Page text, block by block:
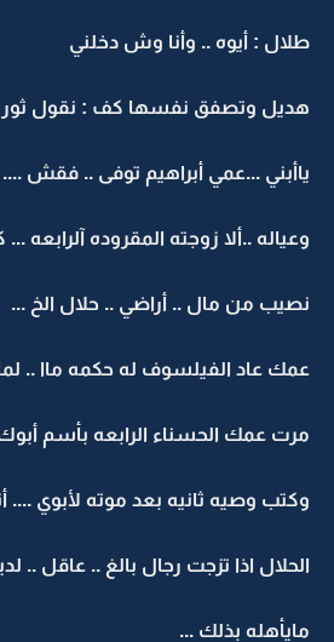
طلال : أيوه .. وأنا وش دخلني
هديل وتصفق نفسها كف : نقول ثور
ياأبني ...عمي أبراهيم توفى .. فقش ....
وعياله ..ألا زوجته المقروده آلرابعه
نصيب من مال .. أراضي .. حلال الخ ...
عمك عاد الفيلسوف له حكمه ماا ..
مرت عمك الحسناء الرابعه بأسم
وكتب وصيه ثانيه بعد موته لأبوي ....
الحلال اذا تزجت رجال بالغ .. عاقل ..
مايأهله بذلك ...